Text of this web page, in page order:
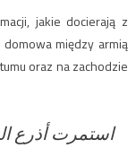
jakie docierają z
między armią
oraz na zachodzie
استمرت أذرع